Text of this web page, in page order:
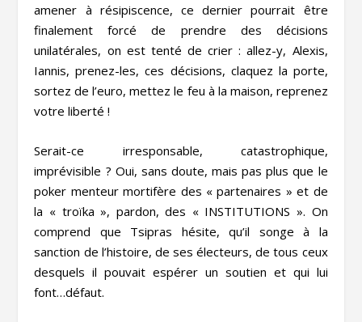
amener à résipiscence, ce dernier pourrait être
finalement forcé de prendre des décisions
unilatérales, on est tenté de crier : allez-y, Alexis,
Iannis, prenez-les, ces décisions, claquez la porte,
sortez de l’euro, mettez le feu à la maison, reprenez
votre liberté !
Serait-ce irresponsable, catastrophique,
imprévisible ? Oui, sans doute, mais pas plus que le
poker menteur mortifère des « partenaires » et de
la « troïka », pardon, des « INSTITUTIONS ». On
comprend que Tsipras hésite, qu’il songe à la
sanction de l’histoire, de ses électeurs, de tous ceux
desquels il pouvait espérer un soutien et qui lui
font…défaut.